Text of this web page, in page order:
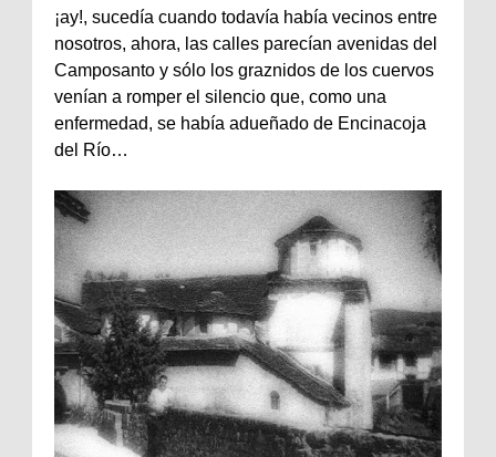
¡ay!, sucedía cuando todavía había vecinos entre
nosotros, ahora, las calles parecían avenidas del
Camposanto y sólo los graznidos de los cuervos
venían a romper el silencio que, como una
enfermedad, se había adueñado de Encinacoja
del Río…